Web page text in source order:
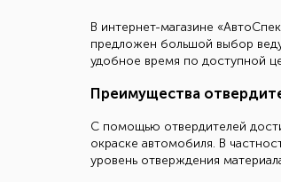
В интернет-магазине
предложен большой выбор
удобное время по доступной
Преимущества
С помощью отвердителей
окраске автомобиля. В
уровень отверждения